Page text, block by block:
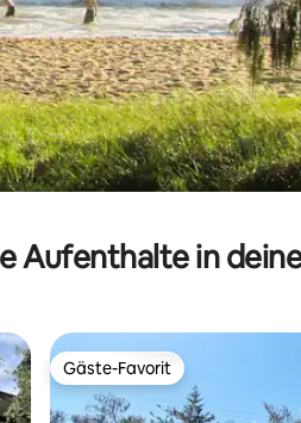
Aufenthalte in
Gäste-Favorit
Gäste-Favorit